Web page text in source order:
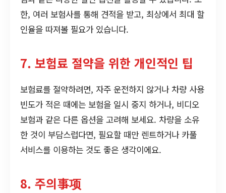
한, 여러 보험사를 통해 견적을 받고, 최상에서 최대 할
인율을 따져볼 필요가 있습니다.
7. 보험료 절약을 위한 개인적인 팁
보험료를 절약하려면, 자주 운전하지 않거나 차량 사용
빈도가 적은 때에는 보험을 일시 중지 하거나, 비디오
보험과 같은 다른 옵션을 고려해 보세요. 차량을 소유
한 것이 부담스럽다면, 필요할 때만 렌트하거나 카풀
서비스를 이용하는 것도 좋은 생각이에요.
8. 주의事项